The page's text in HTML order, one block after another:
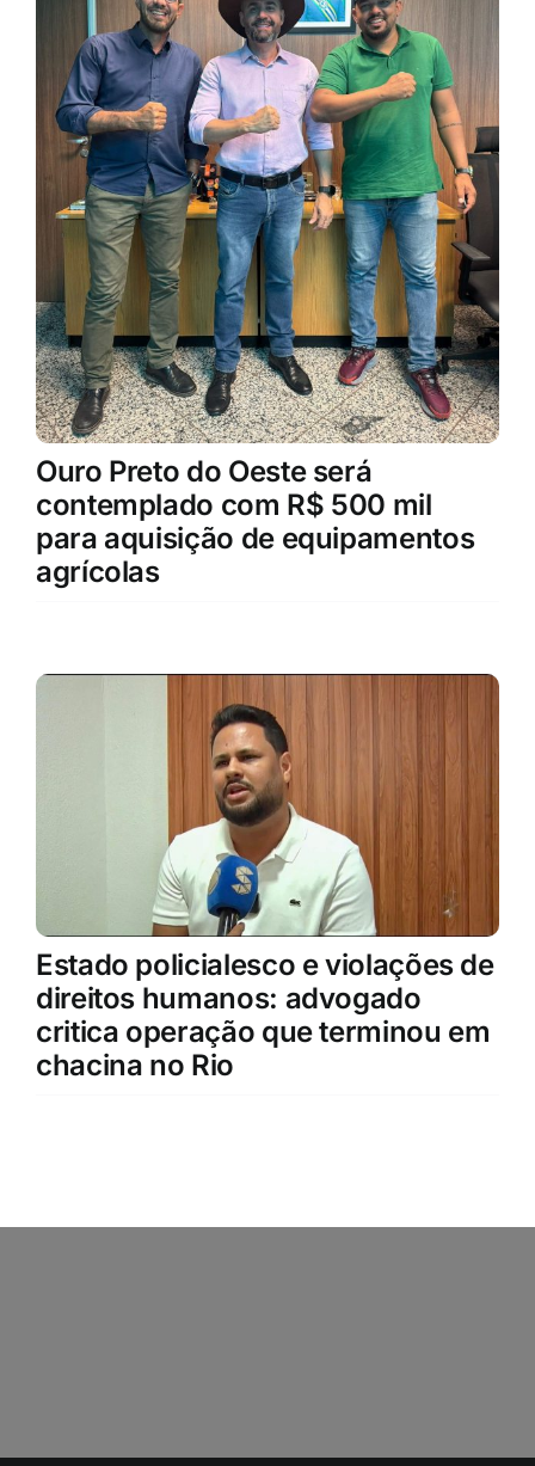
Ouro Preto do Oeste será
contemplado com R$ 500 mil
para aquisição de equipamentos
agrícolas
Estado policialesco e violações de
direitos humanos: advogado
critica operação que terminou em
chacina no Rio